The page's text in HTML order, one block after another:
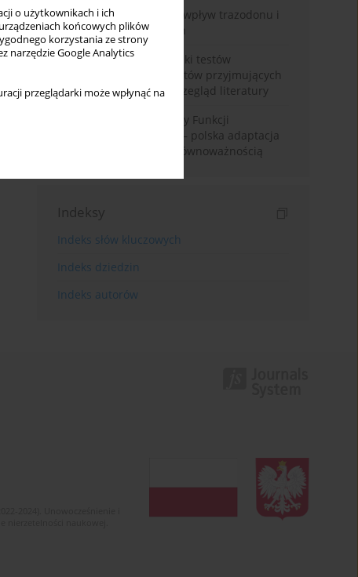
o użytkownikach i ich
końcowych plików
korzystania ze strony
narzędzie Google Analytics
przeglądarki może wpłynąć na
Leczenie bezsenności – wpływ trazodonu i
leków nasennych na sen
Fałszywie dodatnie wyniki testów
narkotykowych u pacjentów przyjmujących
leki psychotropowe – przegląd literatury
Montrealska Skala Oceny Funkcji
Poznawczych MoCA 7.2.– polska adaptacja
metody i badania nad równoważnością
Indeksy
Indeks słów kluczowych
Indeks dziedzin
Indeks autorów